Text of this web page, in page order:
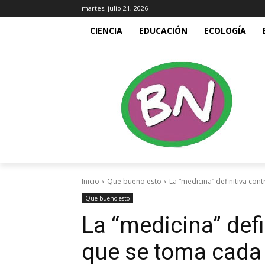
martes, julio 21, 2026
CIENCIA EDUCACIÓN ECOLOGÍA
Inicio Que bueno esto La “medicina” definitiva
Que bueno esto
La “medicina”
que se toma